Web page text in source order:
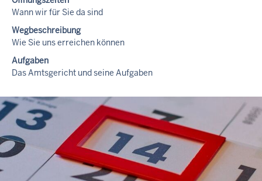
Wann wir für Sie da sind
Wegbeschreibung
Wie Sie uns erreichen können
Aufgaben
Das Amtsgericht und seine Aufgaben